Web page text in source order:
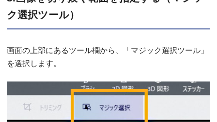
ク選択ツール）
画面の上部にあるツール欄から、「マジック選択ツール」
を選択します。